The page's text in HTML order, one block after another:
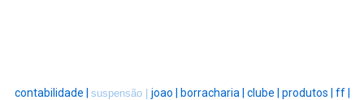
contabilidade | suspensão | joao | borracharia | clube | produtos | ff |